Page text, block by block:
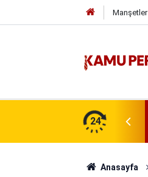
Manşetler
24
Süresi Doluyor: Son Gün Yarın
Anasayfa